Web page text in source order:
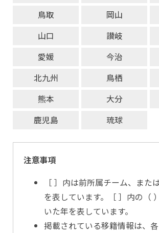
鳥取
岡山
山口
讃岐
愛媛
今治
北九州
鳥栖
熊本
大分
鹿児島
琉球
注意事項
［ ］内は前所属チーム、また
を表しています。［ ］内の（
いた年を表しています。
掲載されている移籍情報は、